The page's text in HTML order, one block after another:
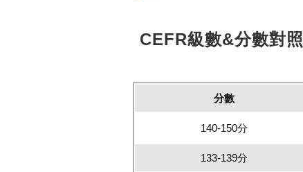
CEFR級數&分數對照
分數
140-150分
133-139分